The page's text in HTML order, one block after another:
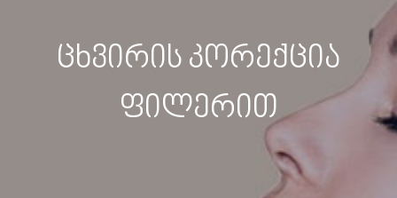
ცხვირის კორექცია
ფილერით